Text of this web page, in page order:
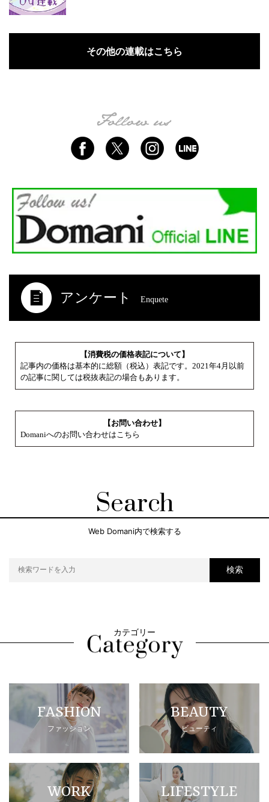
その他の連載はこちら
アンケート Enquete
【消費税の価格表記について】
記事内の価格は基本的に総額（税込）表記です。2021年4月以前
の記事に関しては税抜表記の場合もあります。
【お問い合わせ】
Domaniへのお問い合わせはこちら
Search
Web Domani内で検索する
検索
カテゴリー
FASHION
ファッション
BEAUTY
ビューティ
WORK LIFESTYLE